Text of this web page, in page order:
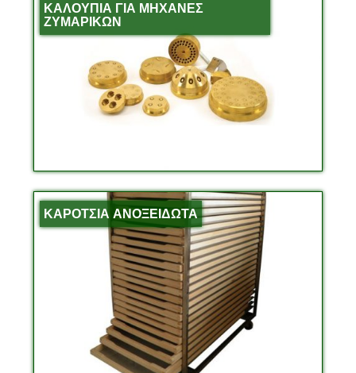
ΚΑΛΟΥΠΙΑ ΓΙΑ ΜΗΧΑΝΕΣ
ΖΥΜΑΡΙΚΩΝ
ΚΑΡΟΤΣΙΑ ΑΝΟΞΕΙΔΩΤΑ